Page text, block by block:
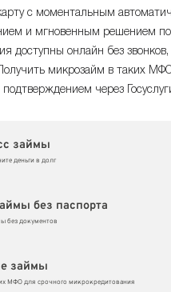
с моментальным
и мгновенным решением по
доступны онлайн без
микрозайм в таких
подтверждением через
займы
деньги в долг
без паспорта
без документов
займы
МФО для срочного микрокредитования